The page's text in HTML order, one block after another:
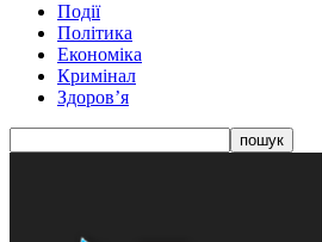
Події
Політика
Економіка
Кримінал
Здоров’я